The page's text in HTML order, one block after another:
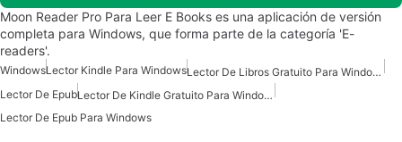
Moon Reader Pro Para Leer E Books es una aplicación de versión
completa para Windows, que forma parte de la categoría 'E-
readers'.
WindowsLector Kindle Para Windows
Lector De Libros Gratuito Para Windows
Lector De Epub
Lector De Kindle Gratuito Para Windows
Lector De Epub Para Windows